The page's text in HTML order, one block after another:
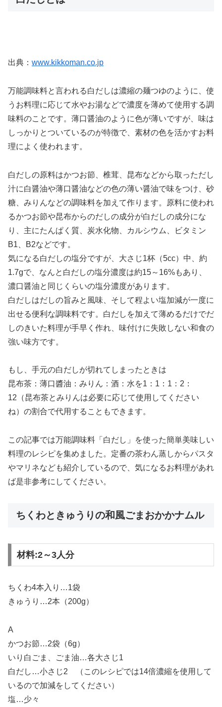
出典： www.kikkoman.co.jp
万能調味料と言われる白だしは濃縮の麺つゆのように、使
うお料理に応じて水やお湯などで濃度を薄めて使用する調
味料のことです。薄口醤油のように色が薄いですが、味は
しっかりとついているのが特徴で、素材の色を活かすお料
理によく使われます。
白だしの原料はかつお節、椎茸、昆布などから取っただし
汁に白醤油や薄口醤油などの色の薄い醤油で味をつけ、砂
糖、みりんなどの調味料を加えて作ります。原料に使われ
るかつお節や昆布からのだしの成分が白だしの成分にな
り、主にたんぱく質、炭水化物、カルシウム、ビタミン
B1、B2などです。
気になる白だしの塩分ですが、大さじ1杯（5cc）中、約
1.7gで、なんと白だしの塩分濃度は約15～16%もあり、
濃口醤油と同じくらいの塩分濃度があります。
白だしはだしの旨みと風味、そして程よい塩加減が一度に
出せる便利な調味料です。白だしを加えて薄めるだけでだ
しのきいた料理が手早く作れ、味付けに失敗しない和食の
強い味方です。
もし、手元の白だしが切れてしまったときは
昆布茶：薄口醬油：みりん：酒：水を1：1：1：2：
12（昆布茶とみりんは必要に応じて使用してください
ね）の割合で代用することもできます。
この記事では万能調味料「白だし」を使った簡単美味しい
料理のレシピを集めました。定番の茶わん蒸しからパスタ
やマリネなども紹介しているので、気になるお料理があれ
ば是非参考にしてください。
ちくわときゅうりの和風ごまおかかナムル
材料:2～3人分
ちくわ4本入り…1袋
きゅうり…2本（200g）
A
かつお節…2袋（6g）
いり白ごま、ごま油…各大さじ1
白だし…小さじ2 （このレシピでは14倍濃縮を使用して
いるので加減をしてください）
塩…少々